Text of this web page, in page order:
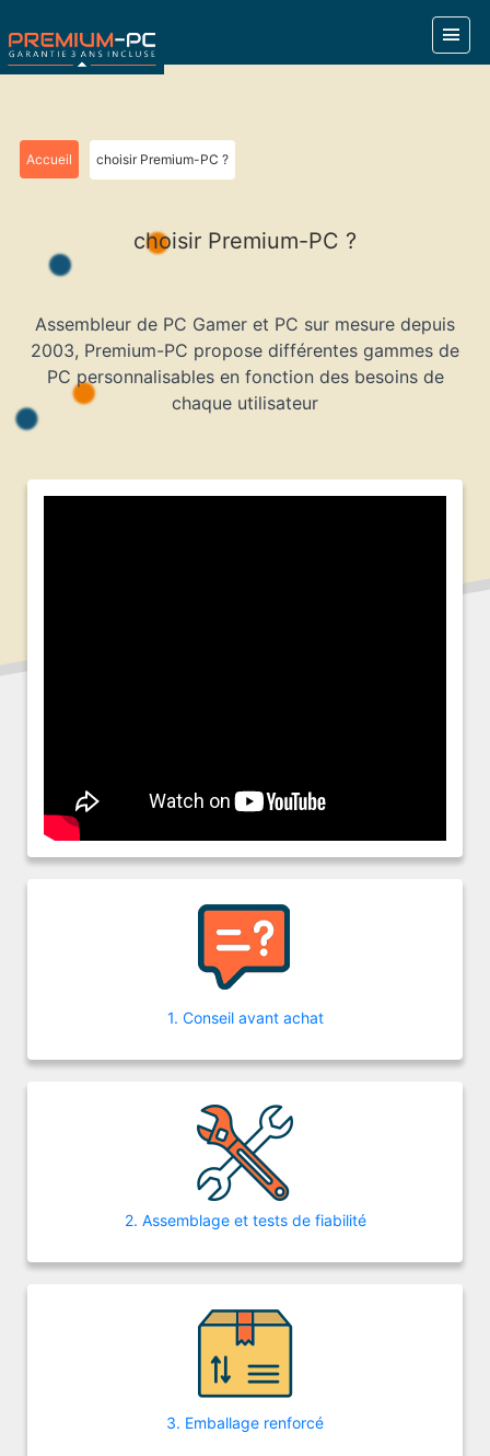
Accueil choisir Premium-PC ?
choisir Premium-PC ?
Assembleur de PC Gamer et PC sur mesure depuis
2003, Premium-PC propose différentes gammes de
PC personnalisables en fonction des besoins de
chaque utilisateur
1. Conseil avant achat
2. Assemblage et tests de fiabilité
3. Emballage renforcé